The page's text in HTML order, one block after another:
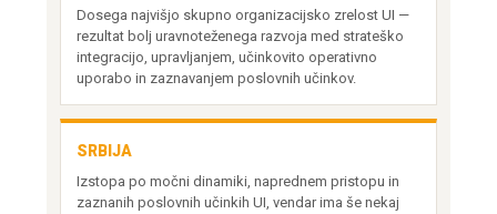
Dosega najvišjo skupno organizacijsko zrelost UI —
rezultat bolj uravnoteženega razvoja med strateško
integracijo, upravljanjem, učinkovito operativno
uporabo in zaznavanjem poslovnih učinkov.
SRBIJA
Izstopa po močni dinamiki, naprednem pristopu in
zaznanih poslovnih učinkih UI, vendar ima še nekaj